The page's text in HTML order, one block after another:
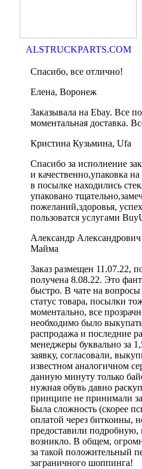
ALSTRUCKPARTS.COM
Спасибо, все отлично!
Елена, Воронеж
Заказывала на Еbay. Все
моментальная доставка.
Кристина Кузьмина, Ufa
Спасибо за исполнение
и качественно,упаковка
в посылке находились
упаковано
пожеланий,здоровья,
пользоватся услугами
Александр
Майма
Заказ размещен 11.07.22,
получена 8.08.22. Это
быстро. В чате на вопросы
статус товара, посылки
моментально, все
необходимо было
распродажа и последние
менеджеры буквально за
заявку, согласовали,
известном аналогичном
данную минуту только
нужная обувь давно
принципе не принимали
Была сложность (скорее
оплатой через биткоины,
предоставили подробную,
возникло. В общем,
за такой положительный
заграничного шоппинга!